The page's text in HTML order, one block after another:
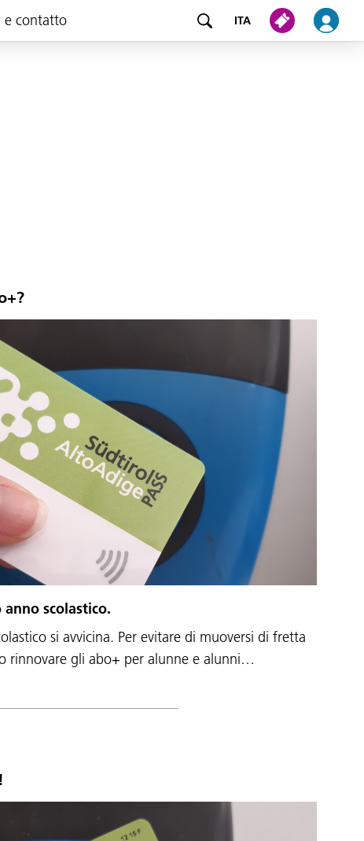
e contatto ITA
scolastico.
si avvicina. Per evitare di muoversi di fretta
rinnovare gli abo+ per alunne e alunni…